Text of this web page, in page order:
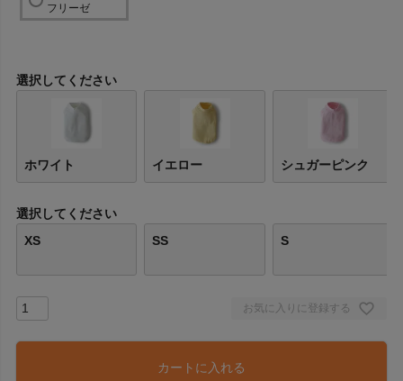
フリーゼ
選択してください
ホワイト イエロー シュガーピンク
選択してください
XS
SS S
お気に入りに登録する
カートに入れる